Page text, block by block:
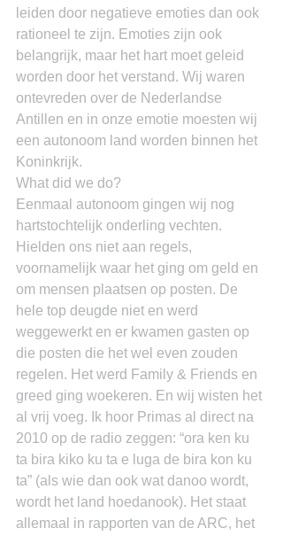
leiden door negatieve emoties dan ook
rationeel te zijn. Emoties zijn ook
belangrijk, maar het hart moet geleid
worden door het verstand. Wij waren
ontevreden over de Nederlandse
Antillen en in onze emotie moesten wij
een autonoom land worden binnen het
Koninkrijk.
What did we do?
Eenmaal autonoom gingen wij nog
hartstochtelijk onderling vechten.
Hielden ons niet aan regels,
voornamelijk waar het ging om geld en
om mensen plaatsen op posten. De
hele top deugde niet en werd
weggewerkt en er kwamen gasten op
die posten die het wel even zouden
regelen. Het werd Family & Friends en
greed ging woekeren. En wij wisten het
al vrij voeg. Ik hoor Primas al direct na
2010 op de radio zeggen: “ora ken ku
ta bira kiko ku ta e luga de bira kon ku
ta” (als wie dan ook wat danoo wordt,
wordt het land hoedanook). Het staat
allemaal in rapporten van de ARC, het